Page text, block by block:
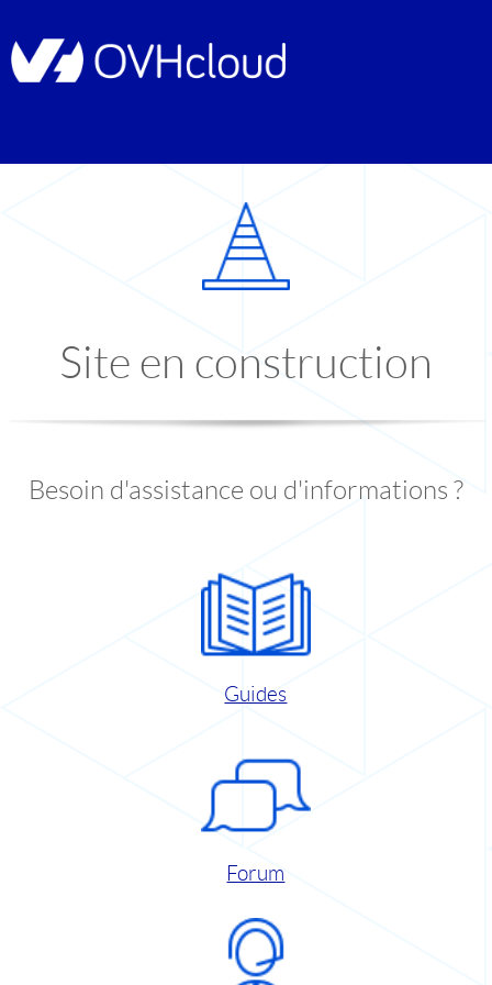
Site en construction
Besoin d'assistance ou d'informations ?
Guides
Forum